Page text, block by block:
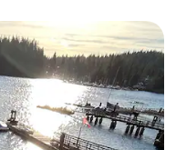
hóspedes